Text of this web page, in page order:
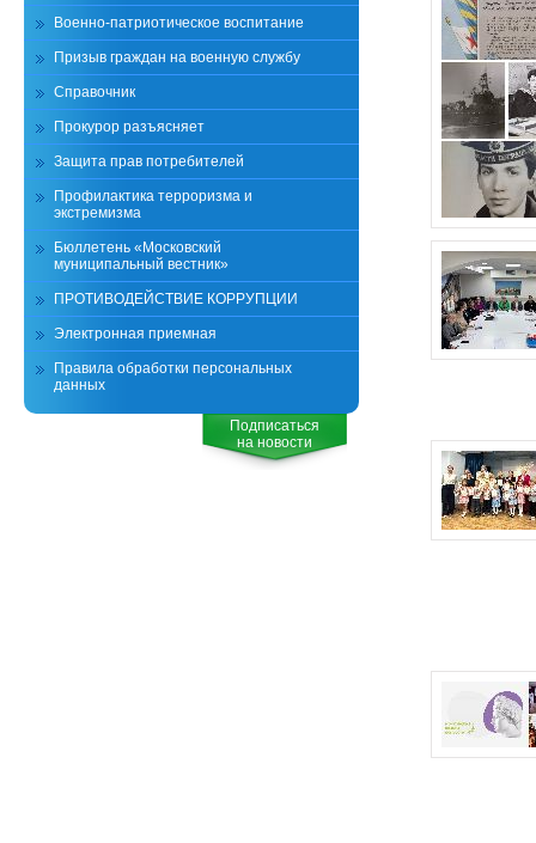
Военно-патриотическое воспитание
Призыв граждан на военную службу
Справочник
Прокурор разъясняет
Защита прав потребителей
Профилактика терроризма и
экстремизма
Бюллетень «Московский
муниципальный вестник»
ПРОТИВОДЕЙСТВИЕ КОРРУПЦИИ
Электронная приемная
Правила обработки персональных
данных
Подписаться
на новости